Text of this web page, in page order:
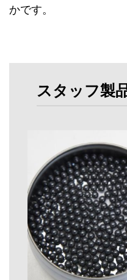
かです。
スタッフ製